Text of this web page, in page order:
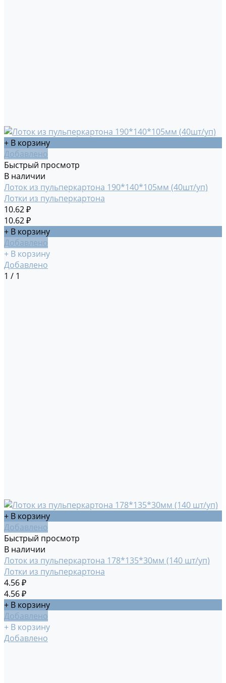
+ В корзину
Добавлено
Быстрый просмотр
В наличии
Лоток из пульперкартона 190*140*105мм (40шт/уп)
Лотки из пульперкартона
10.62 ₽
10.62 ₽
+ В корзину
Добавлено
+ В корзину
Добавлено
1 / 1
+ В корзину
Добавлено
Быстрый просмотр
В наличии
Лоток из пульперкартона 178*135*30мм (140 шт/уп)
Лотки из пульперкартона
4.56 ₽
4.56 ₽
+ В корзину
Добавлено
+ В корзину
Добавлено